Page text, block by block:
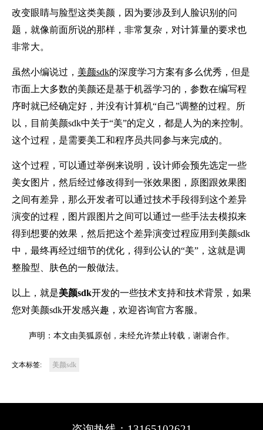
改变眼睛与脸型这类美颜，因为要涉及到人脸识别的问
题，就像前面所说的那样，非常复杂，对计算量的要求也
非常大。
虽然小编说过， 美颜sdk的深度学习方案有多么优秀，但是
市面上大多数的美颜还是基于机器学习的，参数在编写程
序时就已经确定好，并没有计算机“自己”调整的过程。所
以，目前美颜sdk中关于“美”的定义，都是人为的来控制。
这个过程，是需要美工和程序员共同参与来完成的。
这个过程，可以通过举例来说明，设计师会预先选定一些
美女图片，然后经过修改得到一张效果图，原图跟效果图
之间有差异，那么开发者可以通过技术手段得到这个差异
演变的过程，图片跟图片之间可以通过一些手法去模拟来
得到想要的效果，然后把这个差异演变过程应用到美颜sdk
中，最终再经过细节的优化，得到公认的“美”，这就是调
整脸型、肤色的一般做法。
以上，就是美颜sdk开发的一些技术支持和技术背景，如果
您对美颜sdk开发感兴趣，欢迎咨询官方客服。
声明：本文由美狐原创，未经允许禁止转载，谢谢合作。
文本标签: 美颜sdk